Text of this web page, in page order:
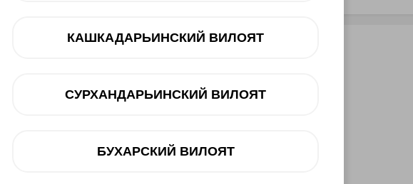
КАШКАДАРЬИНСКИЙ ВИЛОЯТ
СУРХАНДАРЬИНСКИЙ ВИЛОЯТ
БУХАРСКИЙ ВИЛОЯТ